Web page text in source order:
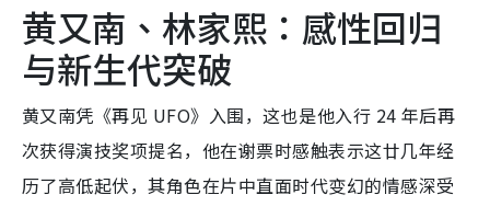
黄又南、林家熙：感性回归
与新生代突破
黄又南凭《再见 UFO》入围，这也是他入行 24 年后再
次获得演技奖项提名，他在谢票时感触表示这廿几年经
历了高低起伏，其角色在片中直面时代变幻的情感深受